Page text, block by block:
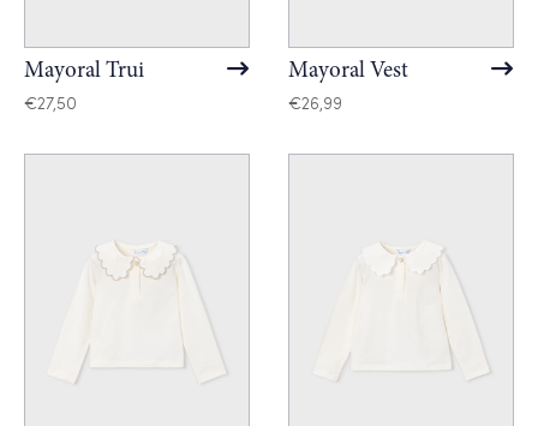
Mayoral Trui
€27,50
Mayoral Vest
€26,99